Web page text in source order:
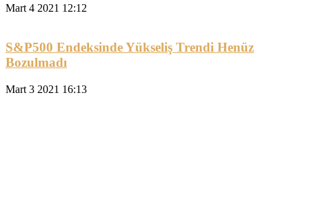
Mart 4 2021 12:12
S&P500 Endeksinde Yükseliş Trendi Henüz
Bozulmadı
Mart 3 2021 16:13